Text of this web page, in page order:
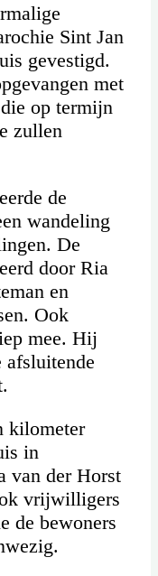
Sint Jan
gevestigd.
met
op termijn
zullen
de
wandeling
De
door Ria
en
Ook
mee. Hij
afsluitende
kilometer
in
van der Horst
vrijwilligers
de bewoners